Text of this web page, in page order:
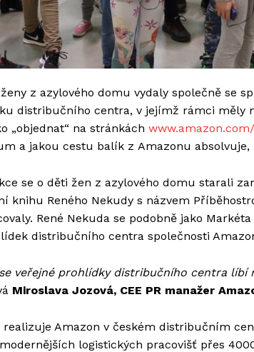
z azylového domu vydaly společně se
distribučního centra, v jejímž rámci měly
„objednat“ na stránkách
a jakou cestu balík z Amazonu absolvuje,
se o děti žen z azylového domu starali
knihu Reného Nekudy s názvem
René Nekuda se podobně jako
distribučního centra společnosti
veřejné prohlídky distribučního centra líbí
Miroslava Jozová, CEE PR manažer
realizuje Amazon v českém distribučním
logistických pracovišť přes